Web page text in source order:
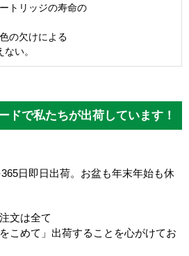
トリッジの寿命の
の欠けによる
い。
ドで私たちが出荷しています！
文は全て
こめて」出荷することを心がけてお